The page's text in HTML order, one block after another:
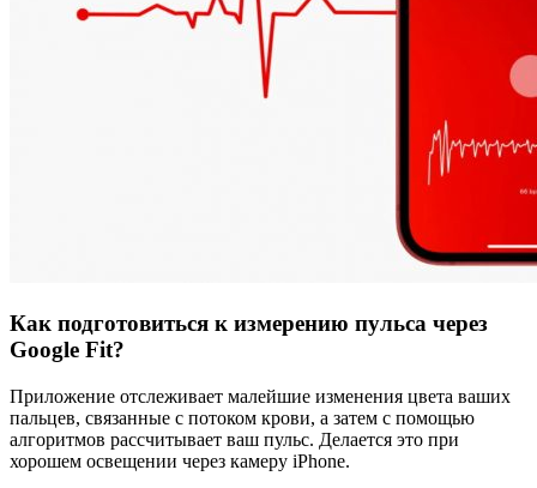
Как подготовиться к измерению пульса через
Google Fit?
Приложение отслеживает малейшие изменения цвета ваших
пальцев, связанные с потоком крови, а затем с помощью
алгоритмов рассчитывает ваш пульс. Делается это при
хорошем освещении через камеру iPhone.